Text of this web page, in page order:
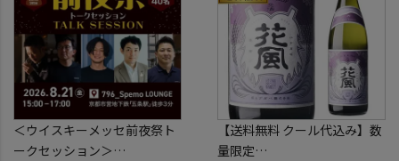
＜ウイスキーメッセ前夜祭ト
ークセッション＞
【送料無料 クール代込み】数
量限定